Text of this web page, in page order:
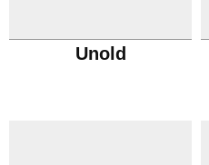
Unold